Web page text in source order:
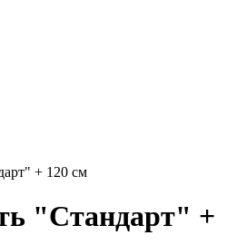
+ 120 см
"Стандарт" +